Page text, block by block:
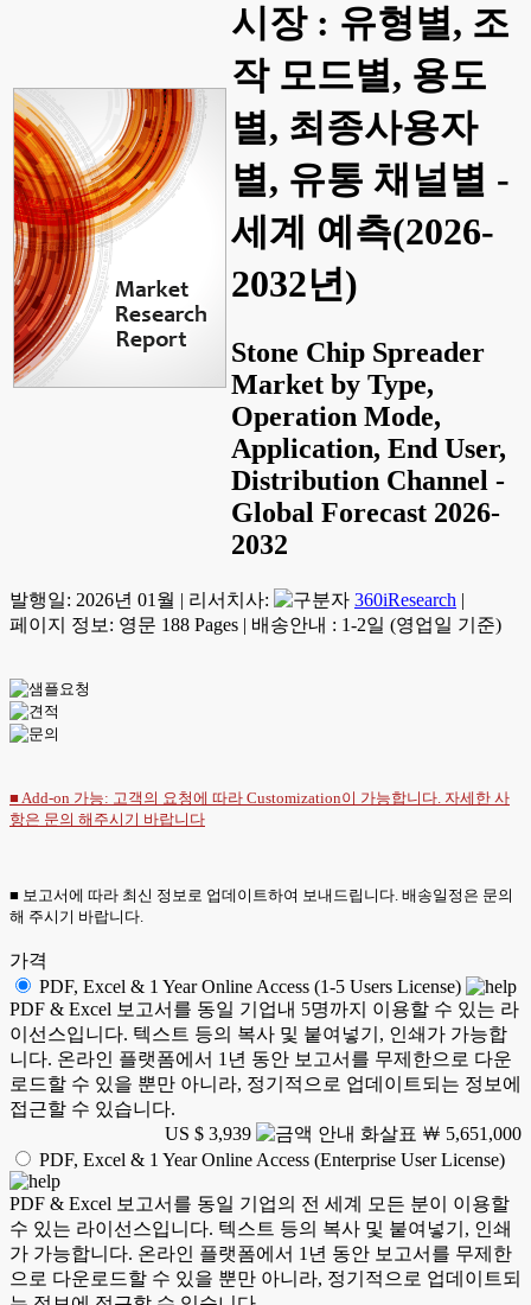
시장 : 유형별, 조
작 모드별, 용도
별, 최종사용자
별, 유통 채널별 -
세계 예측(2026-
2032년)
Stone Chip Spreader
Market by Type,
Operation Mode,
Application, End User,
Distribution Channel -
Global Forecast 2026-
2032
발행일: 2026년 01월 | 리서치사: 360iResearch |
페이지 정보: 영문 188 Pages | 배송안내 : 1-2일 (영업일 기준)
■ Add-on 가능: 고객의 요청에 따라 Customization이 가능합니다. 자세한 사
항은 문의 해주시기 바랍니다
■ 보고서에 따라 최신 정보로 업데이트하여 보내드립니다. 배송일정은 문의
해 주시기 바랍니다.
가격
PDF, Excel & 1 Year Online Access (1-5 Users License)
PDF & Excel 보고서를 동일 기업내 5명까지 이용할 수 있는 라
이선스입니다. 텍스트 등의 복사 및 붙여넣기, 인쇄가 가능합
니다. 온라인 플랫폼에서 1년 동안 보고서를 무제한으로 다운
로드할 수 있을 뿐만 아니라, 정기적으로 업데이트되는 정보에
접근할 수 있습니다.
US $ 3,939
￦ 5,651,000
PDF, Excel & 1 Year Online Access (Enterprise User License)
PDF & Excel 보고서를 동일 기업의 전 세계 모든 분이 이용할
수 있는 라이선스입니다. 텍스트 등의 복사 및 붙여넣기, 인쇄
가 가능합니다. 온라인 플랫폼에서 1년 동안 보고서를 무제한
으로 다운로드할 수 있을 뿐만 아니라, 정기적으로 업데이트되